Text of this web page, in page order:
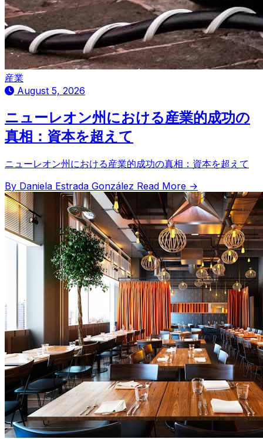
産業
August 5, 2026
ニューレオン州における産業的成功の
真相：資本を超えて
ニューレオン州における産業的成功の真相：資本を超えて
By Daniela Estrada González Read More →